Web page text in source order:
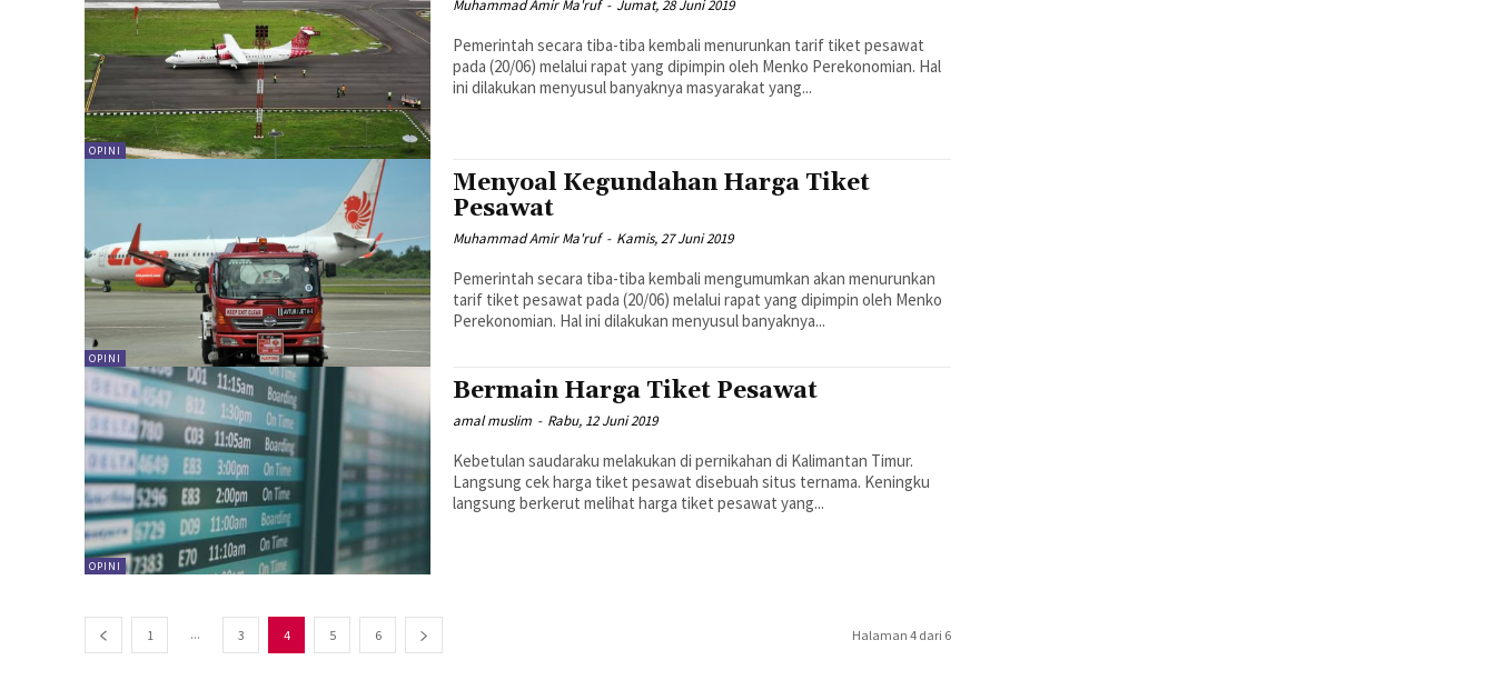
OPINI
Muhammad Amir Ma'ruf - Jumat, 28 Juni 2019
Pemerintah secara tiba-tiba kembali menurunkan tarif tiket pesawat
pada (20/06) melalui rapat yang dipimpin oleh Menko Perekonomian. Hal
ini dilakukan menyusul banyaknya masyarakat yang...
OPINI
Menyoal Kegundahan Harga Tiket
Pesawat
Muhammad Amir Ma'ruf - Kamis, 27 Juni 2019
Pemerintah secara tiba-tiba kembali mengumumkan akan menurunkan
tarif tiket pesawat pada (20/06) melalui rapat yang dipimpin oleh Menko
Perekonomian. Hal ini dilakukan menyusul banyaknya...
OPINI
Bermain Harga Tiket Pesawat
amal muslim - Rabu, 12 Juni 2019
Kebetulan saudaraku melakukan di pernikahan di Kalimantan Timur.
Langsung cek harga tiket pesawat disebuah situs ternama. Keningku
langsung berkerut melihat harga tiket pesawat yang...
1 ... 3 4 5 6 Halaman 4 dari 6